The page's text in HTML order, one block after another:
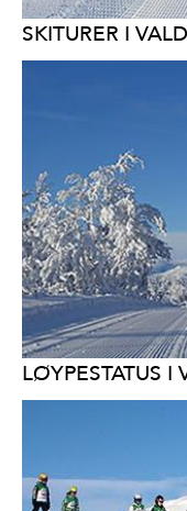
SKITURER I
LØYPESTATUS I